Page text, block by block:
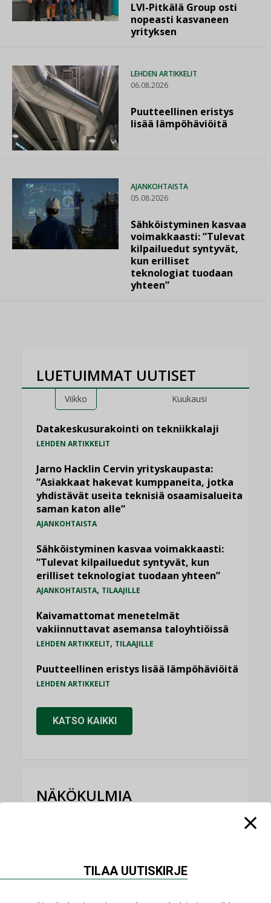
LVI-Pitkälä Group osti
nopeasti kasvaneen
yrityksen
LEHDEN ARTIKKELIT
06.08.2026
Puutteellinen eristys
lisää lämpöhäviöitä
AJANKOHTAISTA
05.08.2026
Sähköistyminen kasvaa
voimakkaasti: ”Tulevat
kilpailuedut syntyvät,
kun erilliset
teknologiat tuodaan
yhteen”
LUETUIMMAT UUTISET
Viikko Kuukausi
Datakeskusurakointi on tekniikkalaji
LEHDEN ARTIKKELIT
Jarno Hacklin Cervin yrityskaupasta:
”Asiakkaat hakevat kumppaneita, jotka
yhdistävät useita teknisiä osaamisalueita
saman katon alle”
AJANKOHTAISTA
Sähköistyminen kasvaa voimakkaasti:
”Tulevat kilpailuedut syntyvät, kun
erilliset teknologiat tuodaan yhteen”
AJANKOHTAISTA, TILAAJILLE
Kaivamattomat menetelmät
vakiinnuttavat asemansa taloyhtiöissä
LEHDEN ARTIKKELIT, TILAAJILLE
Puutteellinen eristys lisää lämpöhäviöitä
LEHDEN ARTIKKELIT
KATSO KAIKKI
NÄKÖKULMIA
Sähköistäminen säästää euroja
TILAA UUTISKIRJE